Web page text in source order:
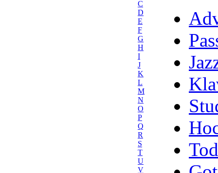
C
D
E
F
G
H
I
J
K
L
M
N
O
P
Q
R
S
T
U
V